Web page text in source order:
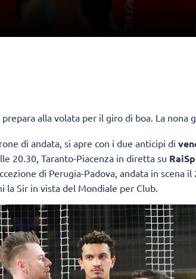
prepara alla volata per il giro di boa. La nona
di andata, si apre con i due anticipi di
20.30, Taranto-Piacenza in diretta su
di Perugia-Padova, andata in scena
Sir in vista del Mondiale per Club.